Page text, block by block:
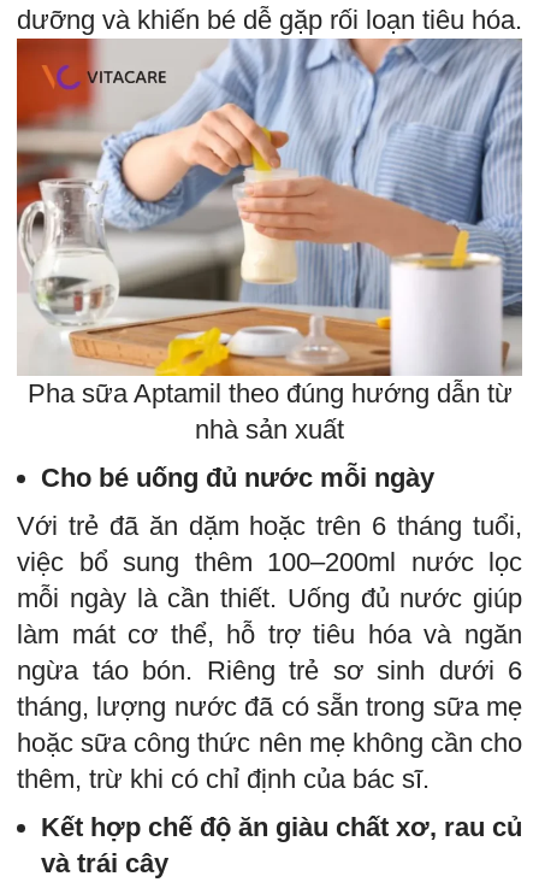
dưỡng và khiến bé dễ gặp rối loạn tiêu hóa.
Pha sữa Aptamil theo đúng hướng dẫn từ
nhà sản xuất
Cho bé uống đủ nước mỗi ngày
Với trẻ đã ăn dặm hoặc trên 6 tháng tuổi,
việc bổ sung thêm 100–200ml nước lọc
mỗi ngày là cần thiết. Uống đủ nước giúp
làm mát cơ thể, hỗ trợ tiêu hóa và ngăn
ngừa táo bón. Riêng trẻ sơ sinh dưới 6
tháng, lượng nước đã có sẵn trong sữa mẹ
hoặc sữa công thức nên mẹ không cần cho
thêm, trừ khi có chỉ định của bác sĩ.
Kết hợp chế độ ăn giàu chất xơ, rau củ
và trái cây